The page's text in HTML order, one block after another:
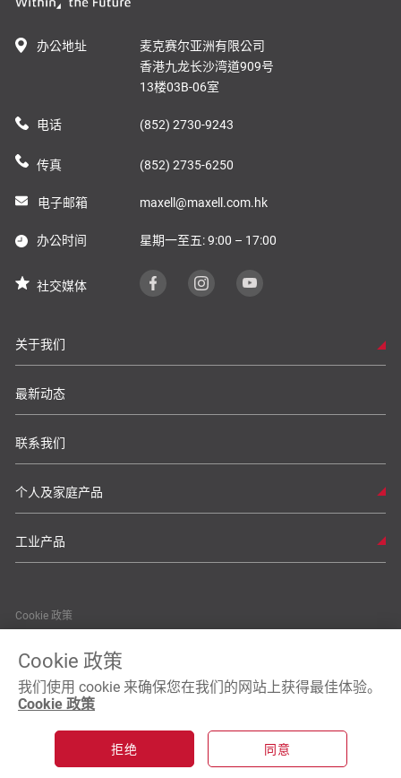
办公地址
麦克赛尔亚洲有限公司
香港九龙长沙湾道909号
13楼03B-06室
电话 (852) 2730-9243
传真 (852) 2735-6250
电子邮箱 maxell@maxell.com.hk
办公时间 星期一至五: 9:00 – 17:00
社交媒体
关于我们
最新动态
联系我们
个人及家庭产品
工业产品
Cookie 政策
私隐政策
条款及细则
© Copyright 2026 Maxell Asia, Ltd 版权所有。
Cookie 政策
我们使用 cookie 来确保您在我们的网站上获得最佳体验。
Cookie 政策
同意
拒绝